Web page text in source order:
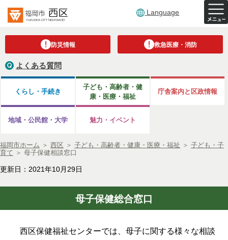
Language
防災情報 救急医療・消防
よくある質問
くらし・手続き
子ども・高齢者・健
康・医療・福祉
庁舎案内と区政情報
地域・公民館・大学 魅力・イベント
福岡市ホーム ＞ 西区 ＞ 子ども・高齢者・健康・医療・福祉 ＞ 子ども・子
育て ＞ 母子保健相談窓口
更新日：2021年10月29日
母子保健総合窓口
西区保健福祉センターでは、母子に関する様々な相談